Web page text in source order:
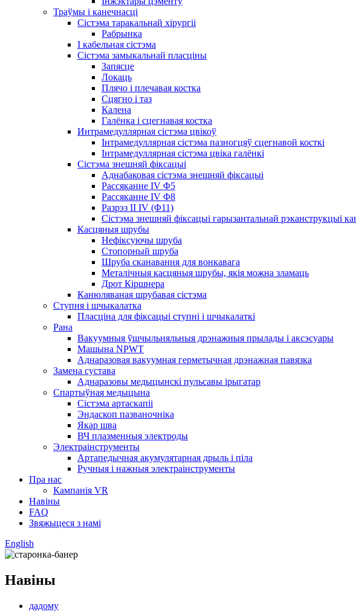
Траўмы і канечнасці
Сістэма таракальнай хірургіі
Рабрынка
І кабельная сістэма
Сістэма замыкальнай пласціны
Запясце
Локаць
Плячо і плечавая костка
Сцягно і таз
Калена
Галёнка і сцегнавая костка
Интрамедуллярная сістэма цвікоў
Інтрамедуллярная сістэма пазногцяў сцегнавой косткі
Інтрамедуллярная сістэма цвіка галёнкі
Сістэма знешняй фіксацыі
Аднабаковая сістэма знешняй фіксацыі
Рассяканне IV Φ5
Рассяканне IV Φ8
Разрэз II IV (Φ11)
Сістэма знешняй фіксацыі гарызантальнай рэканструкцыі
Касцяныя шрубы
Нефіксуючы шруба
Стопорный шруба
Шруба сканавання для вонкавага
Металічныя касцяныя шрубы, якія можна зламаць
Дрот Кіршнера
Канюляваная шрубавая сістэма
Ступня і шчыкалатка
Пласціна для фіксацыі ступні і шчыкалаткі
Рана
Вакуумныя ўшчыльняльныя дрэнажныя прылады і аксэсуары
Машына NPWT
Аднаразовая вакуумная герметычная дрэнажная павязка
Замена сустава
Аднаразовы медыцынскі пульсавы ірыгатар
Спартыўная медыцына
Сістэма артаскапіі
Эндаскоп пазваночніка
Якар шва
ВЧ плазменныя электроды
Электраінструменты
Артапедычная акумулятарная дрыль і піла
Ручныя і нажныя электраінструменты
Пра нас
Кампанія VR
Навіны
FAQ
Звяжыцеся з намі
English
Навіны
дадому